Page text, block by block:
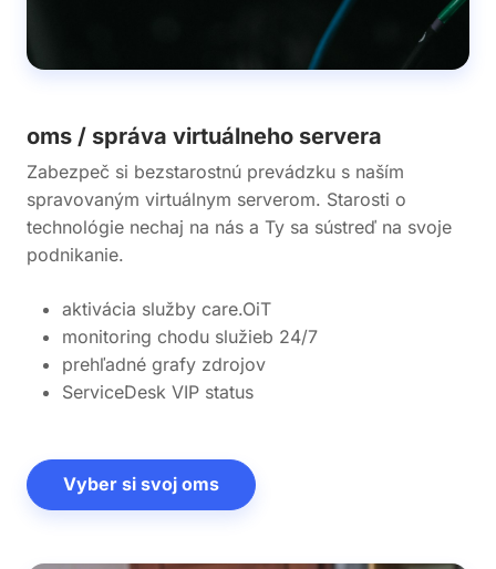
oms / správa virtuálneho servera
Zabezpeč si bezstarostnú prevádzku s naším
spravovaným virtuálnym serverom. Starosti o
technológie nechaj na nás a Ty sa sústreď na svoje
podnikanie.
aktivácia služby care.OiT
monitoring chodu služieb 24/7
prehľadné grafy zdrojov
ServiceDesk VIP status
Vyber si svoj oms